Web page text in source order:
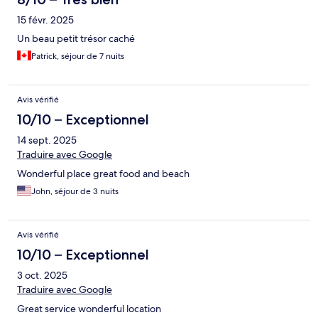
15 févr. 2025
Un beau petit trésor caché
Patrick, séjour de 7 nuits
Avis vérifié
10/10 – Exceptionnel
14 sept. 2025
Traduire avec Google
Wonderful place great food and beach
John, séjour de 3 nuits
Avis vérifié
10/10 – Exceptionnel
3 oct. 2025
Traduire avec Google
Great service wonderful location